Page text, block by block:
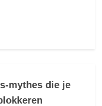
mythes die je